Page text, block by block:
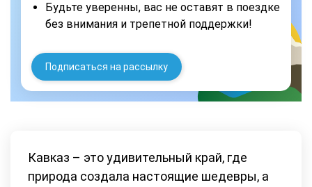
Будьте уверенны, вас не оставят в поездке
без внимания и трепетной поддержки!
Подписаться на рассылку
Кавказ – это удивительный край, где
природа создала настоящие шедевры, а